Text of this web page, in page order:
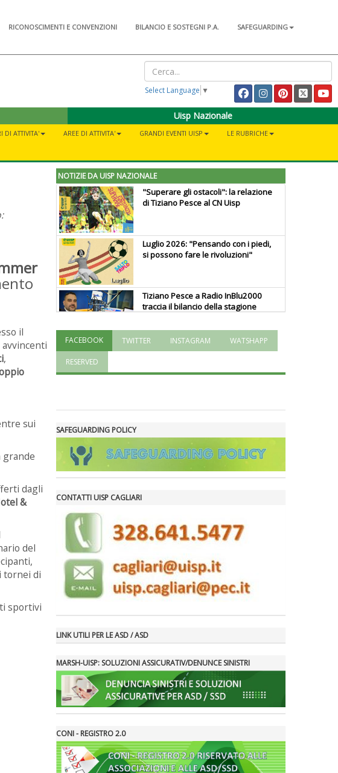
RICONOSCIMENTI E CONVENZIONI BILANCIO E SOSTEGNI P.A.
SAFEGUARDING
Select Language ▼
Uisp Nazionale
DI ATTIVITA' AREE DI ATTIVITA' GRANDI EVENTI UISP
LE RUBRICHE
il
,
sui
grande
dagli
&
del
tornei di
sportivi
NOTIZIE DA UISP NAZIONALE
"Superare gli ostacoli": la relazione
di Tiziano Pesce al CN Uisp
Luglio 2026: "Pensando con i piedi,
si possono fare le rivoluzioni"
Tiziano Pesce a Radio InBlu2000
traccia il bilancio della stagione
prosegue anche in estate
Tiziano Pesce nel Cda di
Fondazione Terzjus: prima riunione
a Roma
FACEBOOK TWITTER INSTAGRAM WATSHAPP
RESERVED
SAFEGUARDING POLICY
CONTATTI UISP CAGLIARI
LINK UTILI PER LE ASD / ASD
MARSH-UISP: SOLUZIONI ASSICURATIV/DENUNCE SINISTRI
CONI - REGISTRO 2.0